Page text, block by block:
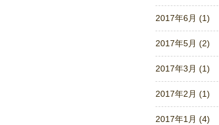
2017年6月 (1)
2017年5月 (2)
2017年3月 (1)
2017年2月 (1)
2017年1月 (4)